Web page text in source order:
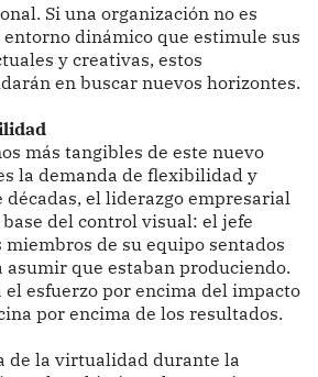
Si una organización no es
entorno dinámico que estimule sus
y creativas, estos
en buscar nuevos horizontes.
más tangibles de este nuevo
la demanda de flexibilidad y
el liderazgo empresarial
del control visual: el jefe
miembros de su equipo sentados
asumir que estaban produciendo.
el esfuerzo por encima del impacto
por encima de los resultados.
de la virtualidad durante la